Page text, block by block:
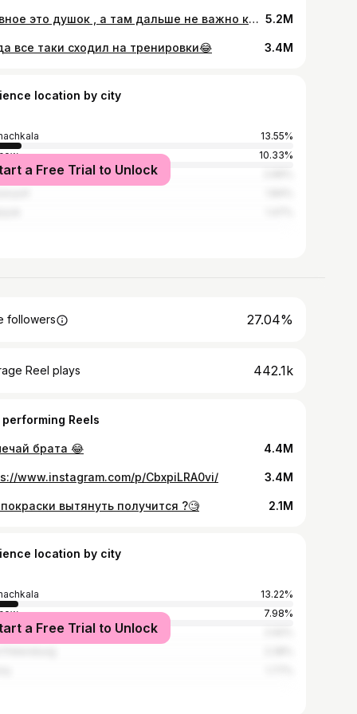
Главное это душок , а там дальше не важно кот ты или мышь 🤣🤣 5.2M
все таки сходил на тренировки😂 3.4M
location by city
13.55%
10.33%
Petersburg
a Free Trial to Unlock
followers 27.04%
Reel plays 442.1k
performing Reels
брата 😂 4.4M
www.instagram.com/p/CbxpiLRA0vi/ 3.4M
вытянуть получится ?🧐 2.1M
location by city
13.22%
7.98%
a Free Trial to Unlock